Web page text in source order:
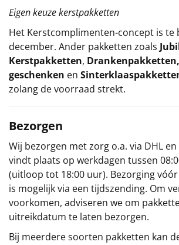
Eigen keuze kerstpakketten
Het Kerstcomplimenten-concept is te
december. Ander pakketten zoals
Kerstpakketten, Drankenpakketten,
geschenken en
zolang de voorraad strekt.
Bezorgen
Wij bezorgen met zorg o.a. via DHL
vindt plaats op werkdagen tussen
(uitloop tot 18:00 uur). Bezorging
is mogelijk via een tijdszending. Om
voorkomen, adviseren we om
uitreikdatum te laten bezorgen.
Bij meerdere soorten pakketten kan